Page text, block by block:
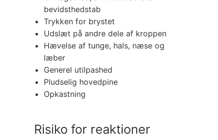
bevidsthedstab
Trykken for brystet
Udslæt på andre dele af kroppen
Hævelse af tunge, hals, næse og
læber
Generel utilpashed
Pludselig hovedpine
Opkastning
Risiko for reaktioner